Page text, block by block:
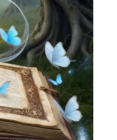
:
«
développer